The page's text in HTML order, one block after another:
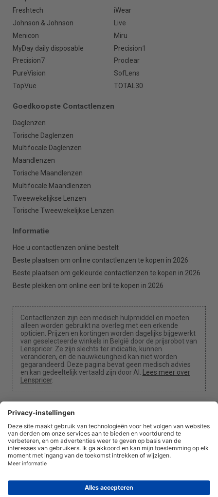
Freshtech
iWear
Johnson & Johnson
Live
Menicon
Miru
MyDay daily disposable
Precision1
Precision7
Proclear
PureVision
SofLens
TopVue
TOTAL30
Goedkoopste Contactlenzen
Daglenzen
Torische Daglenzen
Multifocale Daglenzen
Maandlenzen
Torische Maandlenzen
Multifocale Maandlenzen
Tweewekelijkse Lenzen
Torische Tweewekelijkse Lenzen
Informatie
Hoe u contactlenzen online bestelt
Beste plaatsen om online contactlenzen te kopen in 2026
Beste plaatsen om gekleurde contactlenzen te kopen in 2026
Beste plekken om online een bril te kopen in 2026
Contactlenzen zijn een medisch hulpmiddel en moeten
alleen worden gebruikt na overleg met een erkende
opticien. Prijzen en kortingen worden dagelijks bijgewerkt
van geselecteerde winkels in België door de prijsrobot van
Lenspricer. Ze zijn slechts ter indicatie, kunnen
veranderen, en de nauwkeurigheid kan niet worden
gegarandeerd. Deze pagina bevat geen medisch advies
en kan gedeeltelijk vertaald zijn door AI. Lees meer over
Lenspricer.
Cookie-instellingen
We kunnen een commissie ontvangen als je een van
Over onsNieuwsInformatiePrivacybeleidJuridisch
info@lenspricer.be